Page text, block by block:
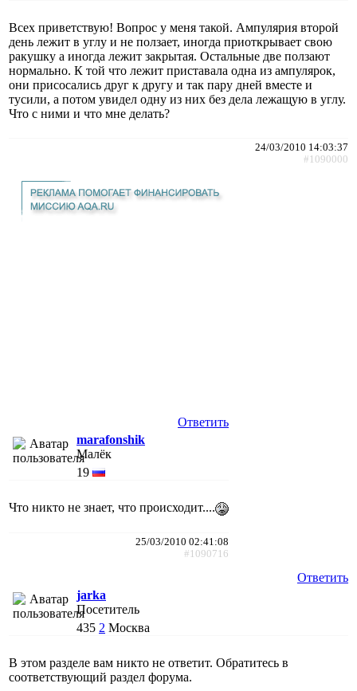
Всех приветствую! Вопрос у меня такой. Ампулярия второй
день лежит в углу и не ползает, иногда приоткрывает свою
ракушку а иногда лежит закрытая. Остальные две ползают
нормально. К той что лежит приставала одна из ампулярок,
они присосались друг к другу и так пару дней вместе и
тусили, а потом увидел одну из них без дела лежащую в углу.
Что с ними и что мне делать?
24/03/2010 14:03:37
#1090000
Ответить
marafonshik
Малёк
19
Что никто не знает, что происходит....
25/03/2010 02:41:08
#1090716
Ответить
jarka
Посетитель
435 2 Москва
В этом разделе вам никто не ответит. Обратитесь в
соответствующий раздел форума.